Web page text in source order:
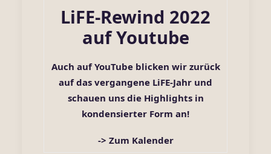
LiFE-Rewind 2022
auf Youtube
Auch auf YouTube blicken wir zurück
auf das vergangene LiFE-Jahr und
schauen uns die Highlights in
kondensierter Form an!
-> Zum Kalender